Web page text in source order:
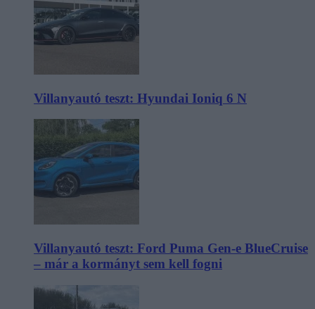
Villanyautó teszt: Hyundai Ioniq 6 N
Villanyautó teszt: Ford Puma Gen-e BlueCruise
– már a kormányt sem kell fogni